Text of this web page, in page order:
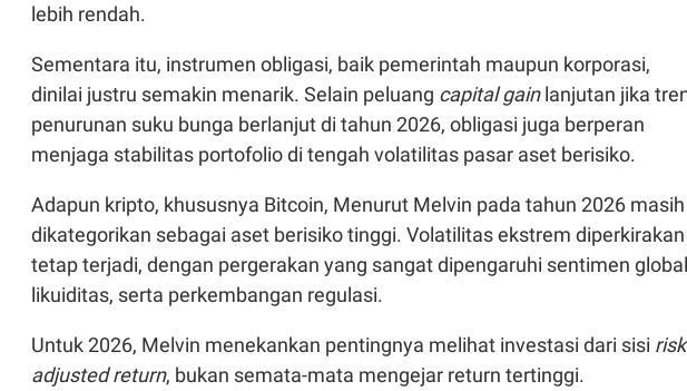
lebih rendah.
Sementara itu, instrumen obligasi, baik pemerintah maupun korporasi,
dinilai justru semakin menarik. Selain peluang capital gainlanjutan jika
penurunan suku bunga berlanjut di tahun 2026, obligasi juga berperan
menjaga stabilitas portofolio di tengah volatilitas pasar aset berisiko.
Adapun kripto, khususnya Bitcoin, Menurut Melvin pada tahun 2026 masih
dikategorikan sebagai aset berisiko tinggi. Volatilitas ekstrem diperkirakan
tetap terjadi, dengan pergerakan yang sangat dipengaruhi sentimen
likuiditas, serta perkembangan regulasi.
Untuk 2026, Melvin menekankan pentingnya melihat investasi dari sisi
adjusted return, bukan semata-mata mengejar return tertinggi.